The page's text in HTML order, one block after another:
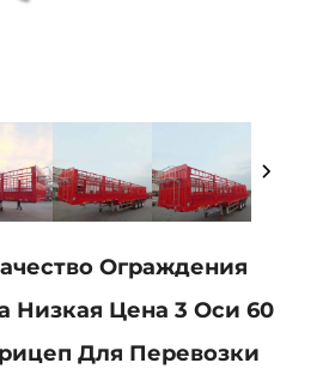
Ограждения
Низкая Цена 3 Оси 60
Для Перевозки